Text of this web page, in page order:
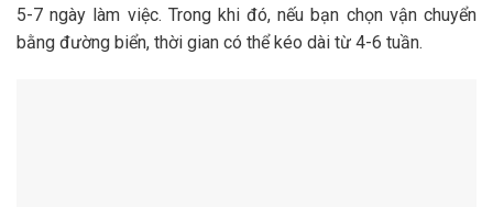
5-7 ngày làm việc. Trong khi đó, nếu bạn chọn vận chuyển
bằng đường biển, thời gian có thể kéo dài từ 4-6 tuần.